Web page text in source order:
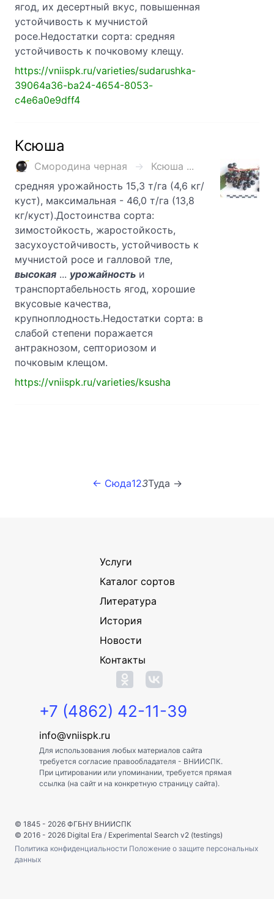
ягод, их десертный вкус, повышенная
устойчивость к мучнистой
росе.Недостатки сорта: средняя
устойчивость к почковому клещу.
https://vniispk.ru/varieties/sudarushka-
39064a36-ba24-4654-8053-
c4e6a0e9dff4
Ксюша
Смородина черная
Ксюша ...
средняя урожайность 15,3 т/га (4,6 кг/
куст), максимальная - 46,0 т/га (13,8
кг/куст).Достоинства сорта:
зимостойкость, жаростойкость,
засухоустойчивость, устойчивость к
мучнистой росе и галловой тле,
высокая ... урожайность и
транспортабельность ягод, хорошие
вкусовые качества,
крупноплодность.Недостатки сорта: в
слабой степени поражается
антракнозом, септориозом и
почковым клещом.
https://vniispk.ru/varieties/ksusha
← Сюда123Туда →
Услуги
Каталог сортов
Литература
История
Новости
Контакты
+7 (4862) 42-11-39
info@vniispk.ru
Для использования любых материалов сайта
требуется согласие правообладателя - ВНИИСПК.
При цитировании или упоминании, требуется прямая
ссылка (на сайт и на конкретную страницу сайта).
© 1845 - 2026 ФГБНУ ВНИИСПК
© 2016 - 2026 Digital Era / Experimental Search v2 (testings)
Политика конфиденциальности Положение о защите персональных
данных